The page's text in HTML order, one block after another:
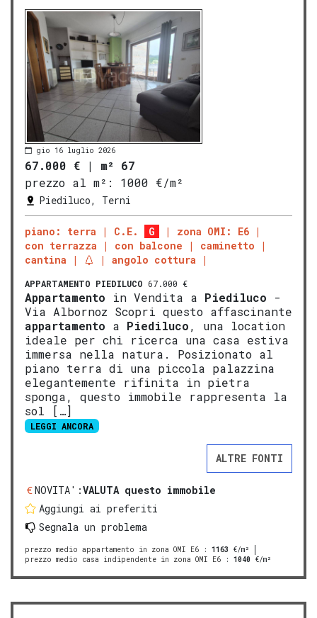
gio 16 luglio 2026
67.000 € | m² 67
prezzo al m²:
1000 €/m²
Piediluco, Terni
piano: terra C.E. G
zona OMI: E6
con terrazza
con balcone
caminetto
cantina
angolo cottura
APPARTAMENTO PIEDILUCO 67.000 €
Appartamento in Vendita a Piediluco -
Via Albornoz Scopri questo affascinante
appartamento a Piediluco, una location
ideale per chi ricerca una casa estiva
immersa nella natura. Posizionato al
piano terra di una piccola palazzina
elegantemente rifinita in pietra
sponga, questo immobile rappresenta la
sol […]
LEGGI ANCORA
ALTRE FONTI
NOVITA':VALUTA questo immobile
Aggiungi ai preferiti
Segnala un problema
prezzo medio appartamento in zona OMI E6 : 1163 €/m²
prezzo medio casa indipendente in zona OMI E6 : 1040 €/m²